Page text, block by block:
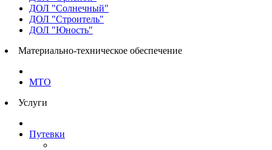
ДОЛ "Солнечный"
ДОЛ "Строитель"
ДОЛ "Юность"
Материально-техническое обеспечение
МТО
Услуги
Путевки